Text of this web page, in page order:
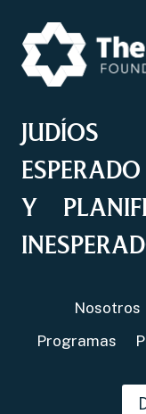
ESPERADO
Y
Nosotros
Programas